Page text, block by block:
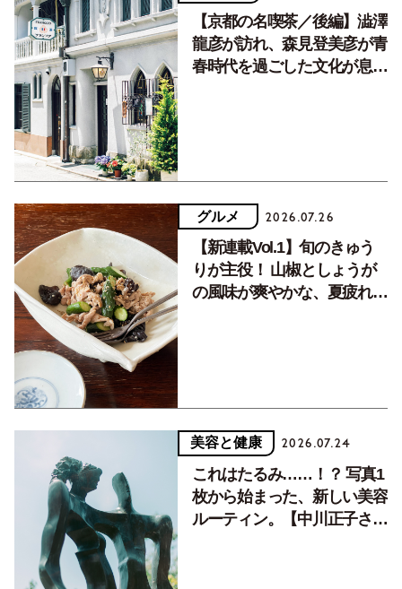
【京都の名喫茶／後編】澁澤
龍彦が訪れ、森見登美彦が青
春時代を過ごした文化が息づ
グルメ 2026.07.26
【新連載Vol.1】旬のきゅう
りが主役！ 山椒としょうが
の風味が爽やかな、夏疲れを
美容と健康 2026.07.24
これはたるみ……！？ 写真1
枚から始まった、新しい美容
ルーティン。【中川正子さん